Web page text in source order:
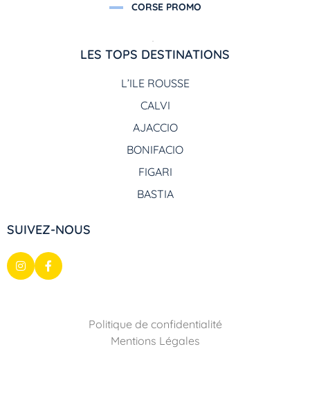
CORSE PROMO
LES TOPS DESTINATIONS
L’ILE ROUSSE
CALVI
AJACCIO
BONIFACIO
FIGARI
BASTIA
SUIVEZ-NOUS
Politique de confidentialité
Mentions Légales